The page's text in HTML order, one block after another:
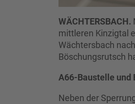
WÄCHTERSBACH.
mittleren Kinzigtal
Wächtersbach
Böschungsrutsch
A66-Baustelle und
Neben der